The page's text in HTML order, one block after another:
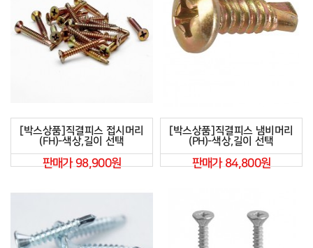
[박스상품]직결피스 접시머리
(FH)-색상,길이 선택
판매가 98,900원
[박스상품]직결피스 냄비머리
(PH)-색상,길이 선택
판매가 84,800원